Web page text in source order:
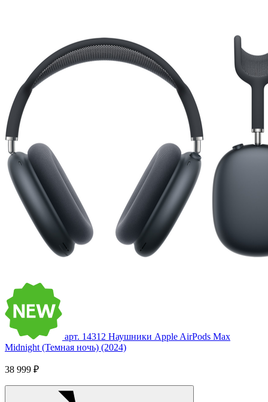
арт. 14312 Наушники Apple AirPods Max
Midnight (Темная ночь) (2024)
38 999 ₽